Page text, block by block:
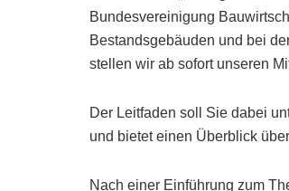
Bundesvereinigung
Bestandsgebäuden und bei
stellen wir ab sofort unseren
Der Leitfaden soll Sie dabei
und bietet einen Überblick
Nach einer Einführung zum